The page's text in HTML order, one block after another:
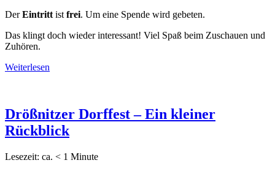
DerEintritt ist frei. Um eine Spende wird gebeten.
Das klingt doch wieder interessant! Viel Spaß beim Zuschauen und
Zuhören.
Weiterlesen
Drößnitzer Dorffest – Ein kleiner
Rückblick
Lesezeit: ca. < 1 Minute